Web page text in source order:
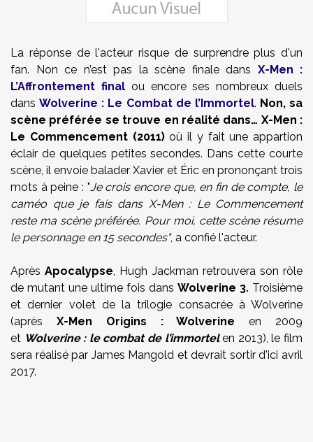
La réponse de l'acteur risque de surprendre plus d'un
fan. Non ce n’est pas la scène finale dans X-Men :
L’Affrontement finalou encore ses nombreux duels
dansWolverine : Le Combat de l’Immortel. Non, sa
scène préférée se trouve en réalité dans… X-Men :
Le Commencement (2011)où il y fait une appartion
éclair de quelques petites secondes. Dans cette courte
scène, il envoie balader Xavier et Éric en prononçant trois
mots à peine : "Je crois encore que, en fin de compte, le
caméo que je fais dans X-Men : Le Commencement
reste ma scène préférée. Pour moi, cette scène résume
le personnage en 15 secondes", a confié l'acteur.
AprèsApocalypse, Hugh Jackman retrouvera son rôle
de mutant une ultime fois dans Wolverine 3. Troisième
et dernier volet de la trilogie consacrée à Wolverine
(après X-Men Origins : Wolverine
en 2009
et Wolverine : le combat de l’immortel en 2013), le film
sera réalisé par James Mangold et devrait sortir d'ici avril
2017.